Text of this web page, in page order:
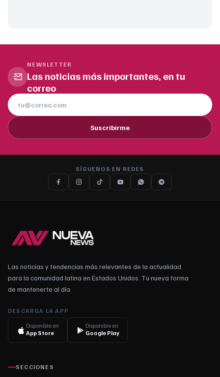
NEWSLETTER
Las noticias más importantes, en tu
correo
Suscribirme
SÍGUENOS EN REDES
Las noticias y tendencias más relevantes de la actualidad
para la comunidad latina en Estados Unidos. Tu nueva forma
de mantenerte al día.
DESCARGA LA APP
Disponible en
App Store
Disponible en
Google Play
SECCIONES